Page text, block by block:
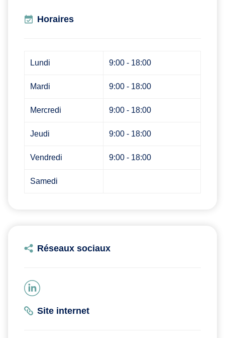
Horaires
Lundi 9:00 - 18:00
Mardi 9:00 - 18:00
Mercredi 9:00 - 18:00
Jeudi 9:00 - 18:00
Vendredi 9:00 - 18:00
Samedi
Réseaux sociaux
Site internet